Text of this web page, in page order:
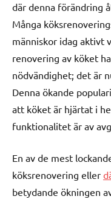
där denna förändring
Många
människor idag aktivt
renovering av köket
nödvändighet; det är
Denna ökande
att köket är hjärtat i
funktionalitet är av
En av de mest
köksrenovering eller
betydande ökningen